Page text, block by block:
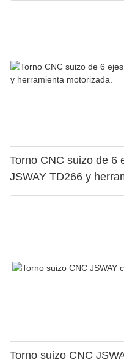
Torno CNC suizo de 6
JSWAY TD266 y
Torno suizo CNC